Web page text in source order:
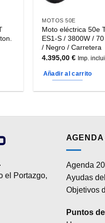
MOTOS 50E
Moto eléctrica 50e
ES1-S / 3800W /
/ Negro / Carretera
4.395,00€ Imp.
Añadir al carrito
el Portazgo,
AGENDA
Agenda
Ayudas
Objetivos
Puntos